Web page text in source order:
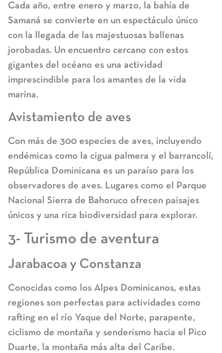
Cada año, entre enero y marzo, la bahía de
Samaná se convierte en un espectáculo único
con la llegada de las majestuosas ballenas
jorobadas. Un encuentro cercano con estos
gigantes del océano es una actividad
imprescindible para los amantes de la vida
marina.
Avistamiento de aves
Con más de 300 especies de aves, incluyendo
endémicas como la cigua palmera y el barrancolí,
República Dominicana es un paraíso para los
observadores de aves. Lugares como el Parque
Nacional Sierra de Bahoruco ofrecen paisajes
únicos y una rica biodiversidad para explorar.
3- Turismo de aventura
Jarabacoa y Constanza
Conocidas como los Alpes Dominicanos, estas
regiones son perfectas para actividades como
rafting en el río Yaque del Norte, parapente,
ciclismo de montaña y senderismo hacia el Pico
Duarte, la montaña más alta del Caribe.